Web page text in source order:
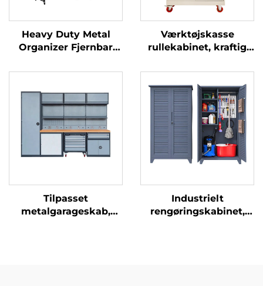
Heavy Duty Metal
Organizer Fjernbar
Opbevaringshylde
Ståludstillingsstativ
Rack med Låsbare
Hjul
Værktøjskasse
rullekabinet, kraftig
værktøjskasse
kabinet, vogn,
metalværktøjskabinet
med pilleplade til
bilværksted
Tilpasset
metalgarageskab,
Industrielt
rengøringskabinet,